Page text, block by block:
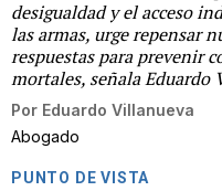
desigualdad y el acceso
las armas, urge repensar
respuestas para prevenir
mortales, señala Eduardo
Por Eduardo Villanueva
Abogado
PUNTO DE VISTA